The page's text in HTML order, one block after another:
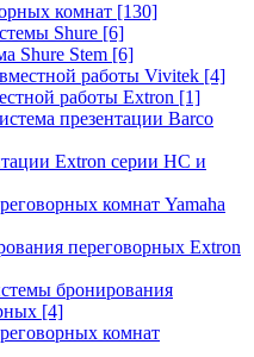
комнат [130]
Shure [6]
Shure Stem [6]
работы Vivitek [4]
работы Extron [1]
презентации Barco
Extron серии HC и
комнат Yamaha
переговорных Extron
бронирования
[4]
комнат